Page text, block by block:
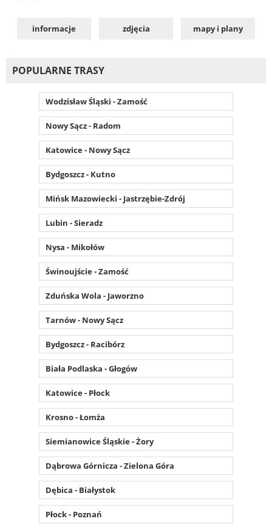
informacje zdjęcia mapy i plany
POPULARNE TRASY
Wodzisław Śląski - Zamość
Nowy Sącz - Radom
Katowice - Nowy Sącz
Bydgoszcz - Kutno
Mińsk Mazowiecki - Jastrzębie-Zdrój
Lubin - Sieradz
Nysa - Mikołów
Świnoujście - Zamość
Zduńska Wola - Jaworzno
Tarnów - Nowy Sącz
Bydgoszcz - Racibórz
Biała Podlaska - Głogów
Katowice - Płock
Krosno - Łomża
Siemianowice Śląskie - Żory
Dąbrowa Górnicza - Zielona Góra
Dębica - Białystok
Płock - Poznań